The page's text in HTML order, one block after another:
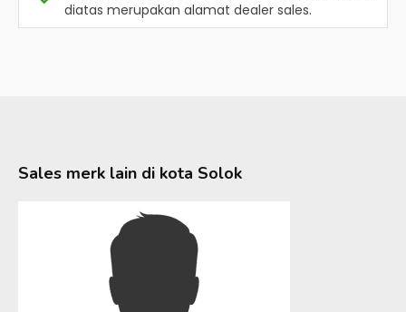
diatas merupakan alamat dealer sales.
Sales merk lain di kota Solok